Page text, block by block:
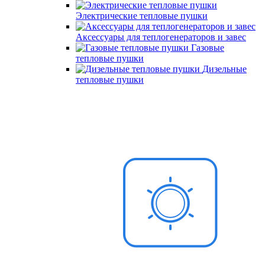
Электрические тепловые пушки
Аксессуары для теплогенераторов и завес
Газовые
тепловые пушки
Дизельные
тепловые пушки